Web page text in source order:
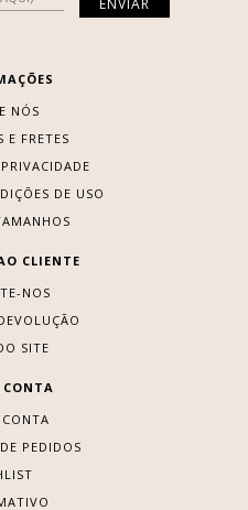
NÓS
E FRETES
DE USO
CLIENTE
NOS
SITE
PEDIDOS